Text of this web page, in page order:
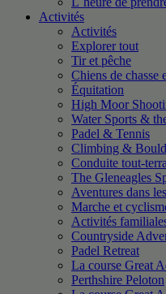
Activités
Activités
Explorer tout
Tir et pêche
Chiens de chasse
Équitation
High Moor
Water Sports &
Padel & Tennis
Climbing &
Conduite tout-
The Gleneagles
Aventures dans
Marche et
Activités
Countryside
Padel Retreat
La course Great
Perthshire Peloton